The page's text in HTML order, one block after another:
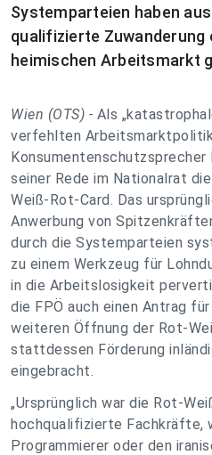
Systemparteien haben
qualifizierte Zuwanderung
heimischen Arbeitsmarkt
Wien (OTS) - Als
verfehlten
Konsumentenschutzsprecher
seiner Rede im Nationalrat
Weiß-Rot-Card. Das
Anwerbung von
durch die Systemparteien
zu einem Werkzeug für
in die Arbeitslosigkeit
die FPÖ auch einen Antrag
weiteren Öffnung der Rot-
stattdessen Förderung
eingebracht.
„Ursprünglich war die Rot-
hochqualifizierte Fachkräfte,
Programmierer oder den